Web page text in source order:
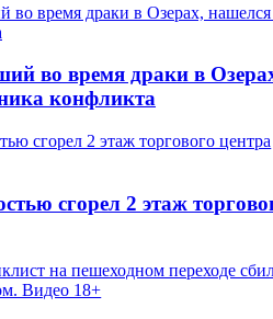
во время драки в
конфликта
сгорел 2 этаж